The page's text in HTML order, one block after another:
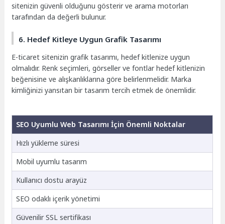
sitenizin güvenli olduğunu gösterir ve arama motorları
tarafından da değerli bulunur.
6. Hedef Kitleye Uygun Grafik Tasarımı
E-ticaret sitenizin grafik tasarımı, hedef kitlenize uygun
olmalıdır. Renk seçimleri, görseller ve fontlar hedef kitlenizin
beğenisine ve alışkanlıklarına göre belirlenmelidir. Marka
kimliğinizi yansıtan bir tasarım tercih etmek de önemlidir.
SEO Uyumlu Web Tasarımı İçin Önemli Noktalar
Hızlı yükleme süresi
Mobil uyumlu tasarım
Kullanıcı dostu arayüz
SEO odaklı içerik yönetimi
Güvenilir SSL sertifikası